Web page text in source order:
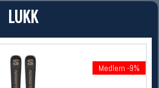
LUKK
Medlem -9%
PRODUKT
Produkter (1)
til å spisse søket